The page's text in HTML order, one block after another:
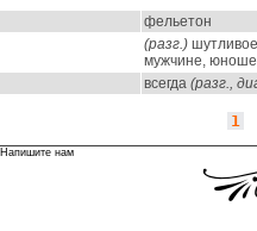
фельетон
(разг.)
мужчине,
всегда (разг.,
1
Напишите нам